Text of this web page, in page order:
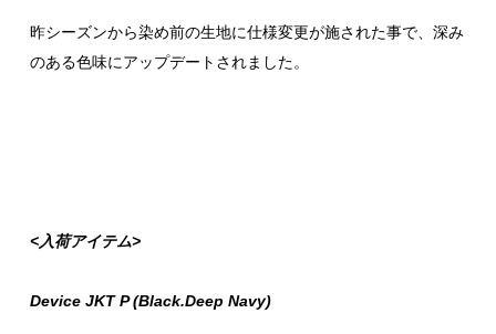
昨シーズンから染め前の生地に仕様変更が施された事で、深み
のある色味にアップデートされました。
<入荷アイテム>
Device JKT P (Black.Deep Navy)